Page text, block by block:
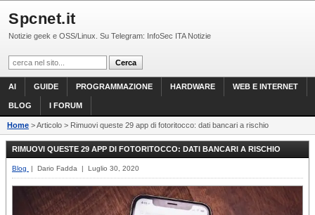
Spcnet.it
Notizie geek e OSS/Linux. Su Telegram: InfoSec ITA Notizie
AI GUIDE PROGRAMMAZIONE HARDWARE WEB E INTERNET
BLOG I FORUM
Home > Articolo > Rimuovi queste 29 app di fotoritocco: dati bancari a rischio
RIMUOVI QUESTE 29 APP DI FOTORITOCCO: DATI BANCARI A RISCHIO
Blog | Dario Fadda | Luglio 30, 2020